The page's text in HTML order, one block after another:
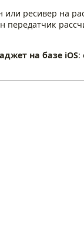
ресивер на
на базе iOS: